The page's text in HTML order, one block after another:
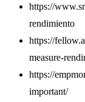
https://
rendimiento
https://
measure-
https://
important/